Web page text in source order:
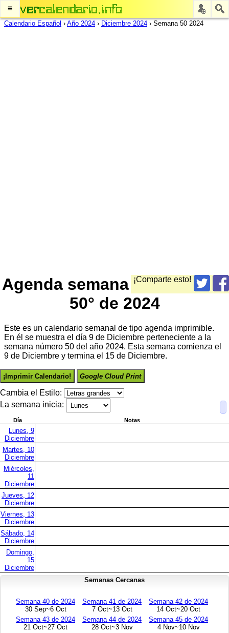
≡
Calendario Español › Año 2024 › Diciembre 2024 › Semana 50 2024
¡Comparte esto!
Agenda semana
50° de 2024
Este es un calendario semanal de tipo agenda imprimible.
En él se muestra el día 9 de Diciembre perteneciente a la
semana número 50 del año 2024. Esta semana comienza el
9 de Diciembre y termina el 15 de Diciembre.
¡Imprimir Calendario! Google Cloud Print
Cambia el Estilo:
La semana inicia:
Día Notas
Lunes, 9
Diciembre
Martes, 10
Diciembre
Miércoles,
11
Diciembre
Jueves, 12
Diciembre
Viernes, 13
Diciembre
Sábado, 14
Diciembre
Domingo,
15
Diciembre
Semanas Cercanas
Semana 40 de 2024
30 Sep~6 Oct
Semana 41 de 2024
7 Oct~13 Oct
Semana 42 de 2024
14 Oct~20 Oct
Semana 43 de 2024
21 Oct~27 Oct
Semana 44 de 2024
28 Oct~3 Nov
Semana 45 de 2024
4 Nov~10 Nov